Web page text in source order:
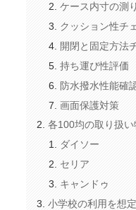
ケース内寸の測
クッション性チ
開閉と固定方法
持ち運び性評価
防水撥水性能確
画面保護対策
各100均の取り扱い
ダイソー
セリア
キャンドゥ
小学校の利用を想